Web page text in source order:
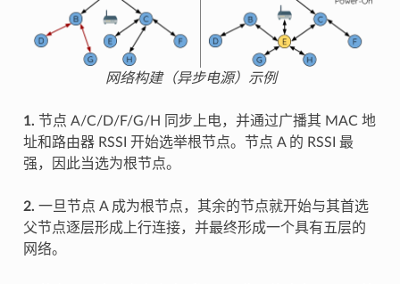
网络构建（异步电源）示例
1. 节点 A/C/D/F/G/H 同步上电，并通过广播其 MAC 地
址和路由器 RSSI 开始选举根节点。节点 A 的 RSSI 最
强，因此当选为根节点。
2. 一旦节点 A 成为根节点，其余的节点就开始与其首选
父节点逐层形成上行连接，并最终形成一个具有五层的
网络。